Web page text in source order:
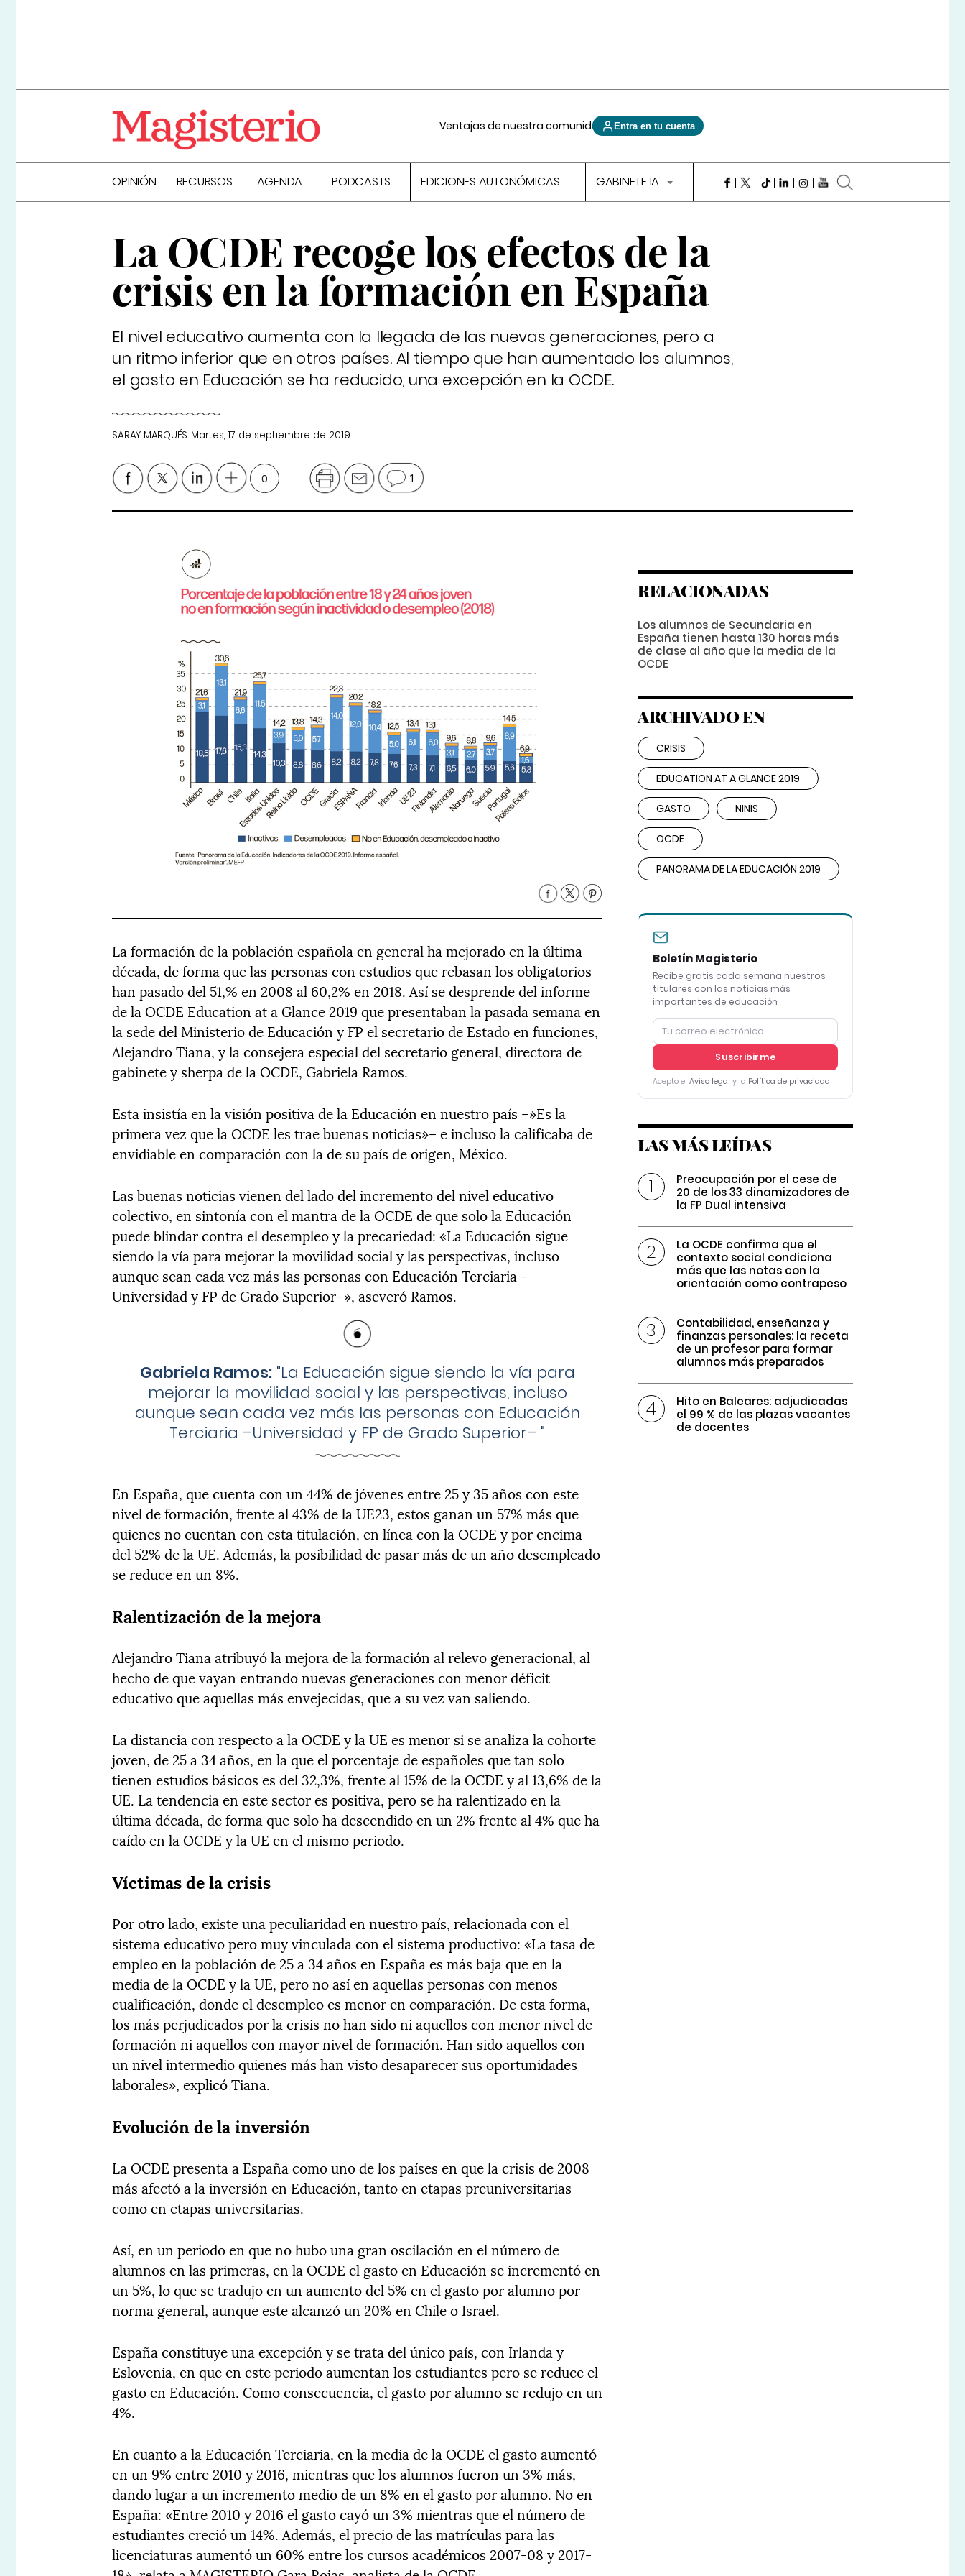
Ventajas de nuestra comunidad Entra en tu cuenta
OPINIÓN RECURSOS AGENDA PODCASTS EDICIONES AUTONÓMICAS GABINETE IA
La OCDE recoge los efectos de la
crisis en la formación en España
El nivel educativo aumenta con la llegada de las nuevas generaciones, pero a
un ritmo inferior que en otros países. Al tiempo que han aumentado los alumnos,
el gasto en Educación se ha reducido, una excepción en la OCDE.
SARAY MARQUÉS Martes, 17 de septiembre de 2019
0 1
La formación de la población española en general ha mejorado en la última
década, de forma que las personas con estudios que rebasan los obligatorios
han pasado del 51,% en 2008 al 60,2% en 2018. Así se desprende del informe
de la OCDE Education at a Glance 2019 que presentaban la pasada semana en
la sede del Ministerio de Educación y FP el secretario de Estado en funciones,
Alejandro Tiana, y la consejera especial del secretario general, directora de
gabinete y sherpa de la OCDE, Gabriela Ramos.
Esta insistía en la visión positiva de la Educación en nuestro país –»Es la
primera vez que la OCDE les trae buenas noticias»– e incluso la calificaba de
envidiable en comparación con la de su país de origen, México.
Las buenas noticias vienen del lado del incremento del nivel educativo
colectivo, en sintonía con el mantra de la OCDE de que solo la Educación
puede blindar contra el desempleo y la precariedad: «La Educación sigue
siendo la vía para mejorar la movilidad social y las perspectivas, incluso
aunque sean cada vez más las personas con Educación Terciaria –
Universidad y FP de Grado Superior–», aseveró Ramos.
Gabriela Ramos:"La Educación sigue siendo la vía para
mejorar la movilidad social y las perspectivas, incluso
aunque sean cada vez más las personas con Educación
Terciaria –Universidad y FP de Grado Superior– "
En España, que cuenta con un 44% de jóvenes entre 25 y 35 años con este
nivel de formación, frente al 43% de la UE23, estos ganan un 57% más que
quienes no cuentan con esta titulación, en línea con la OCDE y por encima
del 52% de la UE. Además, la posibilidad de pasar más de un año desempleado
se reduce en un 8%.
Ralentización de la mejora
Alejandro Tiana atribuyó la mejora de la formación al relevo generacional, al
hecho de que vayan entrando nuevas generaciones con menor déficit
educativo que aquellas más envejecidas, que a su vez van saliendo.
La distancia con respecto a la OCDE y la UE es menor si se analiza la cohorte
joven, de 25 a 34 años, en la que el porcentaje de españoles que tan solo
tienen estudios básicos es del 32,3%, frente al 15% de la OCDE y al 13,6% de la
UE. La tendencia en este sector es positiva, pero se ha ralentizado en la
última década, de forma que solo ha descendido en un 2% frente al 4% que ha
caído en la OCDE y la UE en el mismo periodo.
Víctimas de la crisis
Por otro lado, existe una peculiaridad en nuestro país, relacionada con el
sistema educativo pero muy vinculada con el sistema productivo: «La tasa de
empleo en la población de 25 a 34 años en España es más baja que en la
media de la OCDE y la UE, pero no así en aquellas personas con menos
cualificación, donde el desempleo es menor en comparación. De esta forma,
los más perjudicados por la crisis no han sido ni aquellos con menor nivel de
formación ni aquellos con mayor nivel de formación. Han sido aquellos con
un nivel intermedio quienes más han visto desaparecer sus oportunidades
laborales», explicó Tiana.
Evolución de la inversión
La OCDE presenta a España como uno de los países en que la crisis de 2008
más afectó a la inversión en Educación, tanto en etapas preuniversitarias
como en etapas universitarias.
Así, en un periodo en que no hubo una gran oscilación en el número de
alumnos en las primeras, en la OCDE el gasto en Educación se incrementó en
un 5%, lo que se tradujo en un aumento del 5% en el gasto por alumno por
norma general, aunque este alcanzó un 20% en Chile o Israel.
España constituye una excepción y se trata del único país, con Irlanda y
Eslovenia, en que en este periodo aumentan los estudiantes pero se reduce el
gasto en Educación. Como consecuencia, el gasto por alumno se redujo en un
4%.
En cuanto a la Educación Terciaria, en la media de la OCDE el gasto aumentó
en un 9% entre 2010 y 2016, mientras que los alumnos fueron un 3% más,
dando lugar a un incremento medio de un 8% en el gasto por alumno. No en
España: «Entre 2010 y 2016 el gasto cayó un 3% mientras que el número de
estudiantes creció un 14%. Además, el precio de las matrículas para las
licenciaturas aumentó un 60% entre los cursos académicos 2007-08 y 2017-
RELACIONADAS
Los alumnos de Secundaria en
España tienen hasta 130 horas más
de clase al año que la media de la
OCDE
ARCHIVADO EN
CRISIS
EDUCATION AT A GLANCE 2019
GASTO NINIS
OCDE
PANORAMA DE LA EDUCACIÓN 2019
Boletín Magisterio
Recibe gratis cada semana nuestros
titulares con las noticias más
importantes de educación
Suscribirme
Acepto el Aviso legal y la Política de privacidad
LAS MÁS LEÍDAS
Preocupación por el cese de
20 de los 33 dinamizadores de
la FP Dual intensiva
La OCDE confirma que el
contexto social condiciona
más que las notas con la
orientación como contrapeso
Contabilidad, enseñanza y
finanzas personales: la receta
de un profesor para formar
alumnos más preparados
Hito en Baleares: adjudicadas
el 99 % de las plazas vacantes
de docentes